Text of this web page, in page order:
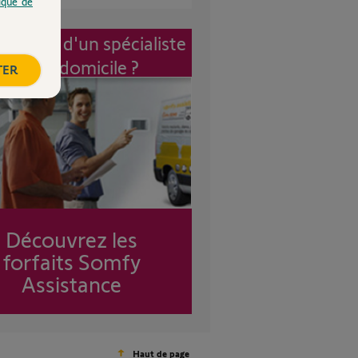
d'un spécialiste
à mon domicile ?
Découvrez les
forfaits Somfy
Assistance
Haut de page